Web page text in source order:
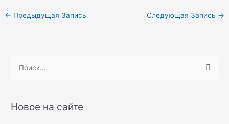
Навигация
← Предыдущая Запись Следующая Запись →
сНовое на сайте